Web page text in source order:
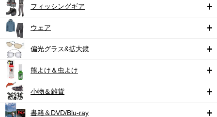
フィッシングギア
ウェア
偏光グラス&拡大鏡
熊よけ＆虫よけ
小物＆雑貨
書籍＆DVD/Blu-ray